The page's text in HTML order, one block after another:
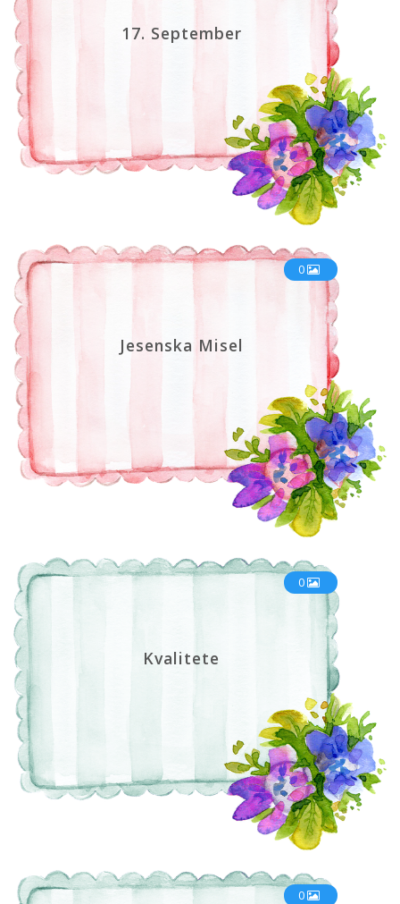
17. September
Jesenska Misel
0
Kvalitete
0
0